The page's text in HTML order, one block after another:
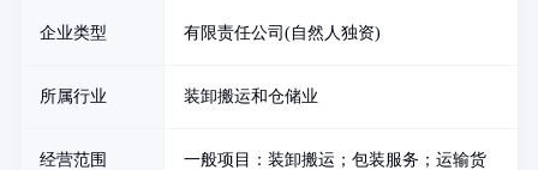
企业类型 有限责任公司(自然人独资)
所属行业 装卸搬运和仓储业
经营范围
一般项目：装卸搬运；包装服务；运输货